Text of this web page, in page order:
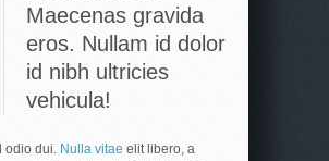
Maecenas gravida
eros. Nullam id dolor
id nibh ultricies
vehicula!
odio dui. Nulla vitae elit libero, a